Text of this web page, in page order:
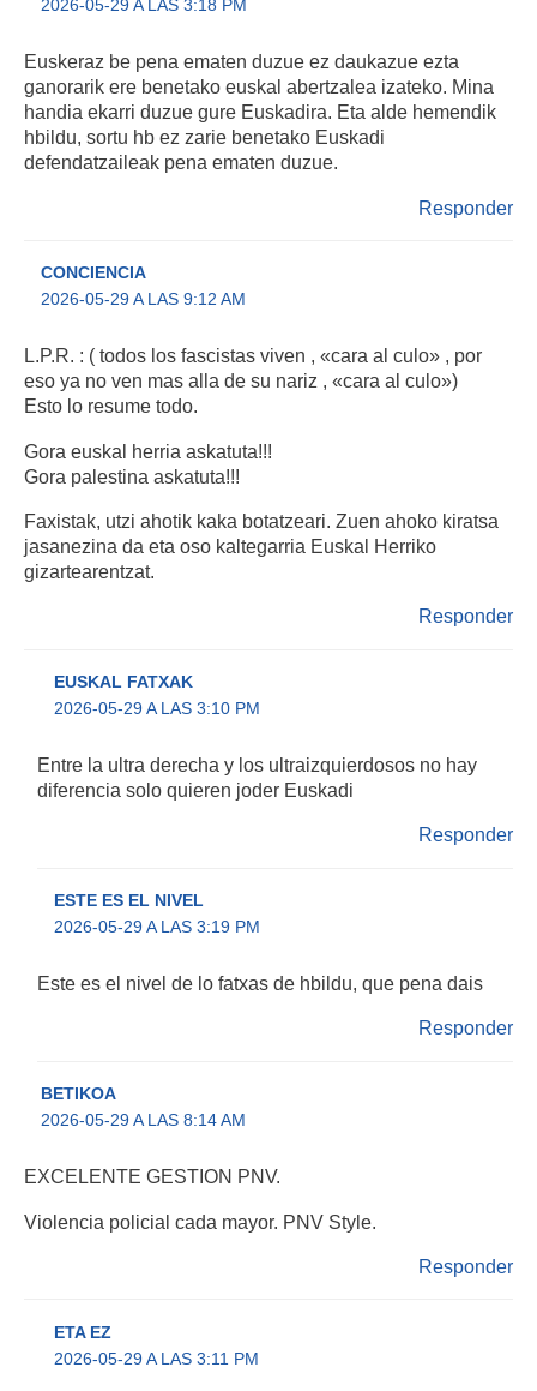
2026-05-29 A LAS 3:18 PM
Euskeraz be pena ematen duzue ez daukazue ezta
ganorarik ere benetako euskal abertzalea izateko. Mina
handia ekarri duzue gure Euskadira. Eta alde hemendik
hbildu, sortu hb ez zarie benetako Euskadi
defendatzaileak pena ematen duzue.
Responder
CONCIENCIA
2026-05-29 A LAS 9:12 AM
L.P.R. : ( todos los fascistas viven , «cara al culo» , por
eso ya no ven mas alla de su nariz , «cara al culo»)
Esto lo resume todo.
Gora euskal herria askatuta!!!
Gora palestina askatuta!!!
Faxistak, utzi ahotik kaka botatzeari. Zuen ahoko kiratsa
jasanezina da eta oso kaltegarria Euskal Herriko
gizartearentzat.
Responder
EUSKAL FATXAK
2026-05-29 A LAS 3:10 PM
Entre la ultra derecha y los ultraizquierdosos no hay
diferencia solo quieren joder Euskadi
Responder
ESTE ES EL NIVEL
2026-05-29 A LAS 3:19 PM
Este es el nivel de lo fatxas de hbildu, que pena dais
Responder
BETIKOA
2026-05-29 A LAS 8:14 AM
EXCELENTE GESTION PNV.
Violencia policial cada mayor. PNV Style.
Responder
ETA EZ
2026-05-29 A LAS 3:11 PM